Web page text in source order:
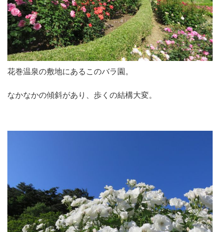
花巻温泉の敷地にあるこのバラ園。
なかなかの傾斜があり、歩くの結構大変。